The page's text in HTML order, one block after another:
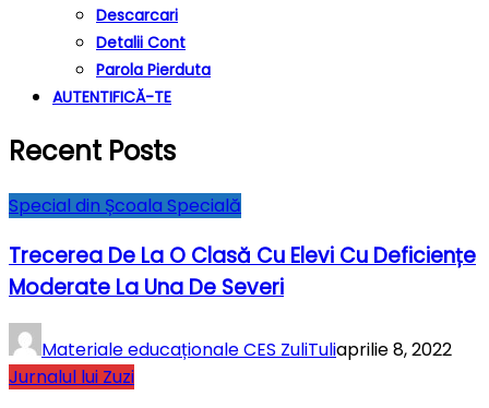
Descarcari
Detalii Cont
Parola Pierduta
AUTENTIFICĂ-TE
Recent Posts
Special din Școala Specială
Trecerea De La O Clasă Cu Elevi Cu Deficiențe
Moderate La Una De Severi
Materiale educaționale CES ZuliTuliaprilie 8, 2022
Jurnalul lui Zuzi